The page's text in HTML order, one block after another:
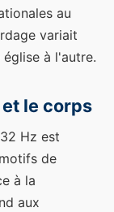
au
variait
à l'autre.
le corps
Hz est
de
à la
aux